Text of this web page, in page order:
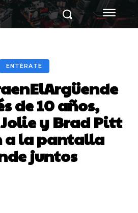
ENTÉRATE
de 10 años,
y Brad Pitt
a la pantalla
juntos